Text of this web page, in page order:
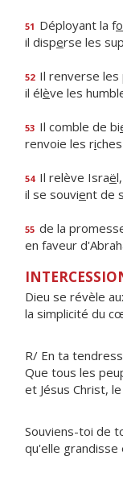
51 Déployant la fo
il disperse les
52 Il renverse les
il élève les
53 Il comble de bi
renvoie les ri
54 Il relève Israë
il se souvient de
55 de la
en faveur
Dieu se révèle
la simplicité du
R/ En ta
Que tous les
et Jésus Christ,
Souviens-toi de
qu'elle grandisse